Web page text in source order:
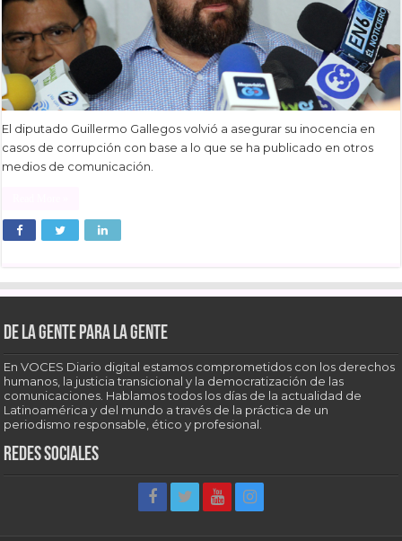
El diputado Guillermo Gallegos volvió a asegurar su inocencia en
casos de corrupción con base a lo que se ha publicado en otros
medios de comunicación.
De la gente para la gente
En VOCES Diario digital estamos comprometidos con los derechos
humanos, la justicia transicional y la democratización de las
comunicaciones. Hablamos todos los días de la actualidad de
Latinoamérica y del mundo a través de la práctica de un
periodismo responsable, ético y profesional.
Redes sociales